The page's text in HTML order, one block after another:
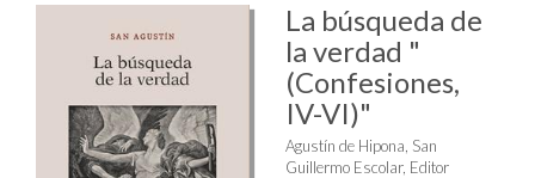
La búsqueda de
la verdad "
(Confesiones,
IV-VI)"
Agustín de Hipona, San
Guillermo Escolar, Editor